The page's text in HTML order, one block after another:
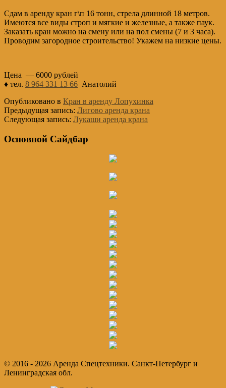
Сдам в аренду кран г\п 16 тонн, стрела длинной 18 метров.
Имеются все виды строп и мягкие и железные, а также паук.
Заказать кран можно на смену или на пол смены (7 и 3 часа).
Проводим загородное строительство! Укажем на низкие цены.
Цена — 6000 рублей
♦ тел. 8 964 331 13 66 Анатолий
Опубликовано в Кран в аренду Лопухинка
Предыдущая запись: Лигово аренда крана
Следующая запись: Лукаши аренда крана
Основной Сайдбар
© 2016 - 2026 Аренда Спецтехники. Санкт-Петербург и
Ленинградская обл.